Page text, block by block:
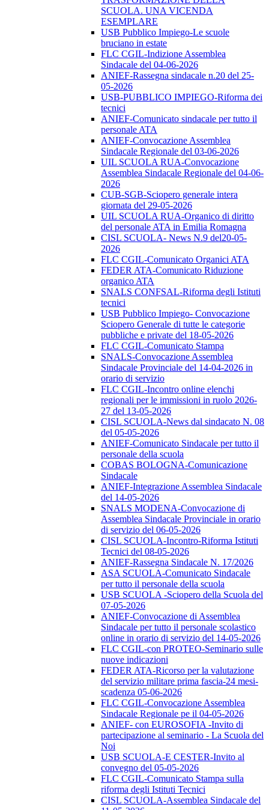
SCUOLA. UNA VICENDA
ESEMPLARE
USB Pubblico Impiego-Le scuole
bruciano in estate
FLC CGIL-Indizione Assemblea
Sindacale del 04-06-2026
ANIEF-Rassegna sindacale n.20 del 25-
05-2026
USB-PUBBLICO IMPIEGO-Riforma dei
tecnici
ANIEF-Comunicato sindacale per tutto il
personale ATA
ANIEF-Convocazione Assemblea
Sindacale Regionale del 03-06-2026
UIL SCUOLA RUA-Convocazione
Assemblea Sindacale Regionale del 04-06-
2026
CUB-SGB-Sciopero generale intera
giornata del 29-05-2026
UIL SCUOLA RUA-Organico di diritto
del personale ATA in Emilia Romagna
CISL SCUOLA- News N.9 del20-05-
2026
FLC CGIL-Comunicato Organici ATA
FEDER ATA-Comunicato Riduzione
organico ATA
SNALS CONFSAL-Riforma degli Istituti
tecnici
USB Pubblico Impiego- Convocazione
Sciopero Generale di tutte le categorie
pubbliche e private del 18-05-2026
FLC CGIL-Comunicato Stampa
SNALS-Convocazione Assemblea
Sindacale Provinciale del 14-04-2026 in
orario di servizio
FLC CGIL-Incontro online elenchi
regionali per le immissioni in ruolo 2026-
27 del 13-05-2026
CISL SCUOLA-News dal sindacato N. 08
del 05-05-2026
ANIEF-Comunicato Sindacale per tutto il
personale della scuola
COBAS BOLOGNA-Comunicazione
Sindacale
ANIEF-Integrazione Assemblea Sindacale
del 14-05-2026
SNALS MODENA-Convocazione di
Assemblea Sindacale Provinciale in orario
di servizio del 06-05-2026
CISL SCUOLA-Incontro-Riforma Istituti
Tecnici del 08-05-2026
ANIEF-Rassegna Sindacale N. 17/2026
ASA SCUOLA-Comunicato Sindacale
per tutto il personale della scuola
USB SCUOLA -Sciopero della Scuola del
07-05-2026
ANIEF-Convocazione di Assemblea
Sindacale per tutto il personale scolastico
online in orario di servizio del 14-05-2026
FLC CGIL-con PROTEO-Seminario sulle
nuove indicazioni
FEDER ATA-Ricorso per la valutazione
del servizio militare prima fascia-24 mesi-
scadenza 05-06-2026
FLC CGIL-Convocazione Assemblea
Sindacale Regionale pe il 04-05-2026
ANIEF- con EUROSOFIA -Invito di
partecipazione al seminario - La Scuola del
Noi
USB SCUOLA-E CESTER-Invito al
convegno del 05-05-2026
FLC CGIL-Comunicato Stampa sulla
riforma degli Istituti Tecnici
CISL SCUOLA-Assemblea Sindacale del